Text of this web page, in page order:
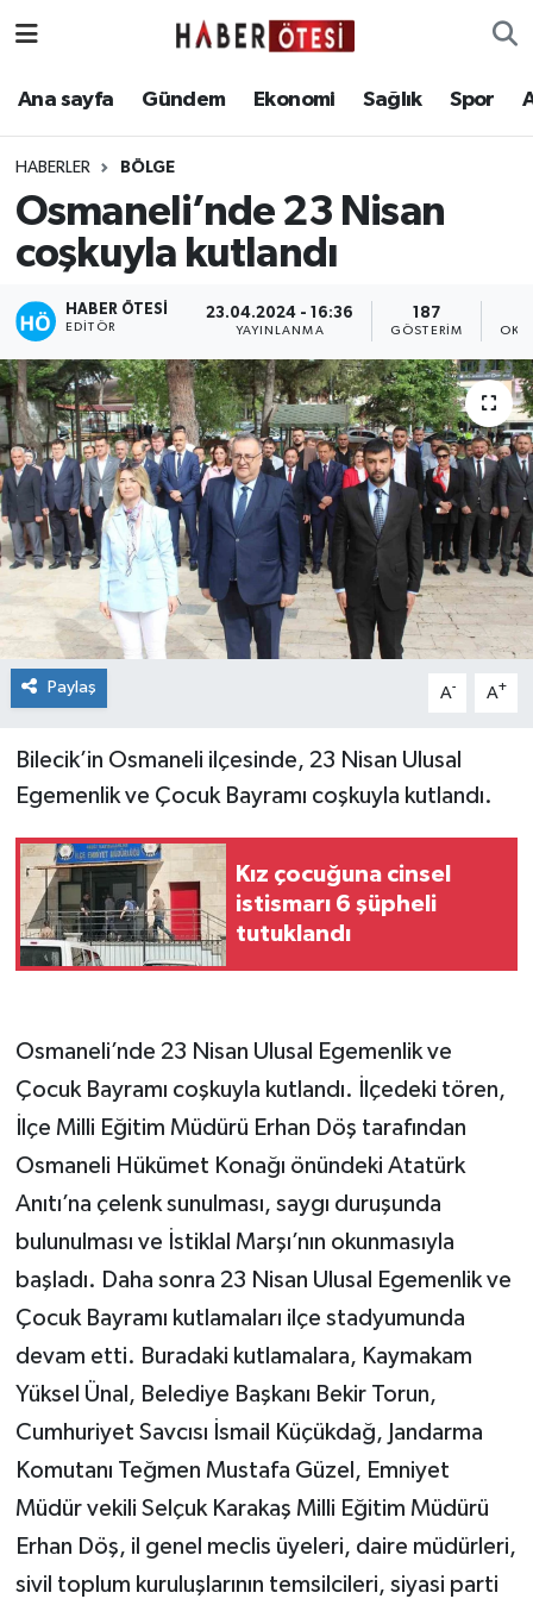
Ana sayfa Gündem Ekonomi Sağlık Spor
HABERLER BÖLGE
Osmaneli’nde 23 Nisan
coşkuyla kutlandı
HABER ÖTESI
EDITÖR
23.04.2024 - 16:36
YAYINLANMA
187
GÖSTERIM
Paylaş A- A+
Bilecik’in Osmaneli ilçesinde, 23 Nisan Ulusal
Egemenlik ve Çocuk Bayramı coşkuyla kutlandı.
Kız çocuğuna cinsel
istismarı 6 şüpheli
tutuklandı
Osmaneli’nde 23 Nisan Ulusal Egemenlik ve
Çocuk Bayramı coşkuyla kutlandı. İlçedeki tören,
İlçe Milli Eğitim Müdürü Erhan Döş tarafından
Osmaneli Hükümet Konağı önündeki Atatürk
Anıtı’na çelenk sunulması, saygı duruşunda
bulunulması ve İstiklal Marşı’nın okunmasıyla
başladı. Daha sonra 23 Nisan Ulusal Egemenlik ve
Çocuk Bayramı kutlamaları ilçe stadyumunda
devam etti. Buradaki kutlamalara, Kaymakam
Yüksel Ünal, Belediye Başkanı Bekir Torun,
Cumhuriyet Savcısı İsmail Küçükdağ, Jandarma
Komutanı Teğmen Mustafa Güzel, Emniyet
Müdür vekili Selçuk Karakaş Milli Eğitim Müdürü
Erhan Döş, il genel meclis üyeleri, daire müdürleri,
sivil toplum kuruluşlarının temsilcileri, siyasi parti
Ana sayfa
Ekonomi
Sağlık
Spor
Asayiş
Teknoloji
Eskişehir Nöbetçi Eczaneler
Eskişehir Namaz Vakitleri
Eskişehir Trafik Yoğunluk Haritası
Süper Lig Puan Durumu ve Fikstür
Tüm Manşetler
Son Dakika Haberleri
Haber Arşivi